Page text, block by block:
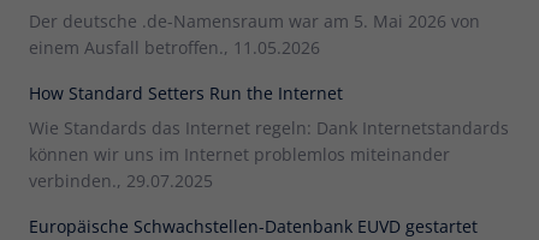
Der deutsche .de-Namensraum war am 5. Mai 2026 von
einem Ausfall betroffen., 11.05.2026
How Standard Setters Run the Internet
Wie Standards das Internet regeln: Dank Internetstandards
können wir uns im Internet problemlos miteinander
verbinden., 29.07.2025
Europäische Schwachstellen-Datenbank EUVD gestartet